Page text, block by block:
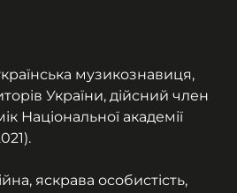
музикознавиця,
України, дійсний член
Національної академії
яскрава особистість,